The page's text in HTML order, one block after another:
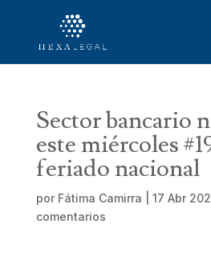
Sector bancario
este miércoles
feriado nacional
por Fátima Camirra 17 Abr
comentarios